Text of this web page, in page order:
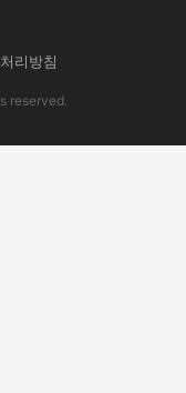
리방침
reserved.